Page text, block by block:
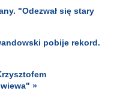
"Odezwał się stary
pobije rekord.
»